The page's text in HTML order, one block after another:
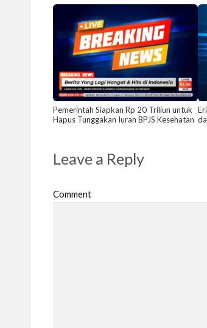
Pemerintah Siapkan Rp 20 Triliun untuk
Hapus Tunggakan Iuran BPJS Kesehatan
Leave a Reply
Comment